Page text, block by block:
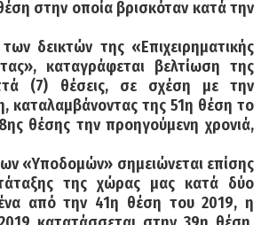
στην οποία βρισκόταν κατά την
δεικτών της «Επιχειρηματικής
καταγράφεται βελτίωση της
(7) θέσεις, σε σχέση με την
καταλαμβάνοντας της 51η θέση το
θέσης την προηγούμενη χρονιά,
«Υποδομών» σημειώνεται επίσης
της χώρας μας κατά δύο
από την 41η θέση του 2019, η